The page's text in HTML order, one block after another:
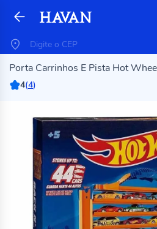
Porta Carrinhos E Pista Hot
4(4)